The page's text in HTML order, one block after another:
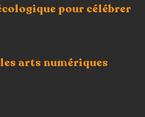
pour célébrer
arts numériques